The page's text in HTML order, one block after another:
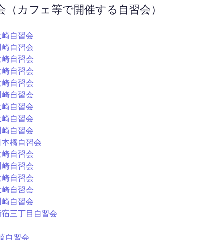
カフェ等で開催する自習会）
自習会
自習会
自習会
自習会
自習会
自習会
自習会
自習会
自習会
橋自習会
自習会
自習会
自習会
自習会
自習会
三丁目自習会
自習会